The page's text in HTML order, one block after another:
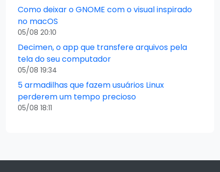
Como deixar o GNOME com o visual inspirado
no macOS
05/08 20:10
Decimen, o app que transfere arquivos pela
tela do seu computador
05/08 19:34
5 armadilhas que fazem usuários Linux
perderem um tempo precioso
05/08 18:11